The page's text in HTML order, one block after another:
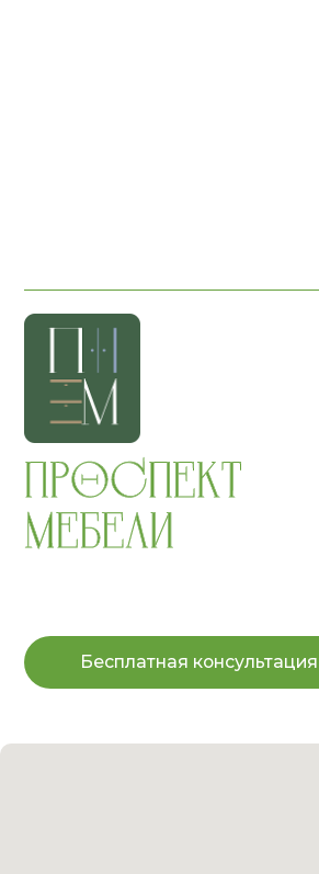
Бесплатная консультация